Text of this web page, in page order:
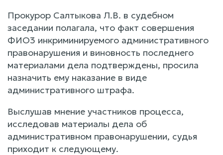
Прокурор Салтыкова Л.В. в судебном
заседании полагала, что факт совершения
ФИО3 инкриминируемого административного
правонарушения и виновность последнего
материалами дела подтверждены, просила
назначить ему наказание в виде
административного штрафа.
Выслушав мнение участников процесса,
исследовав материалы дела об
административном правонарушении, судья
приходит к следующему.